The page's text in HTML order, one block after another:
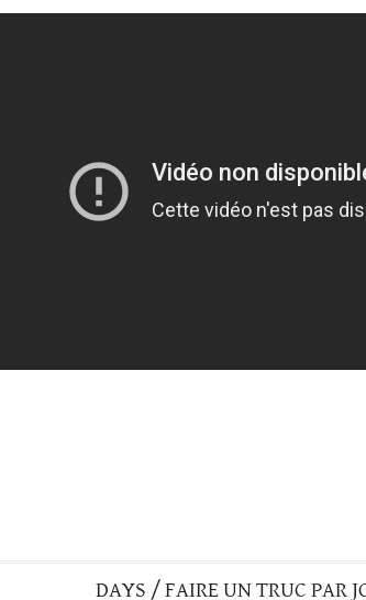
DAYS / FAIRE UN TRUC PAR